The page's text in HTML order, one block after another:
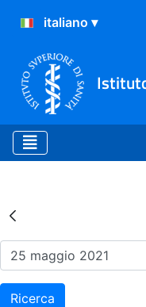
Risultati
Ricerca